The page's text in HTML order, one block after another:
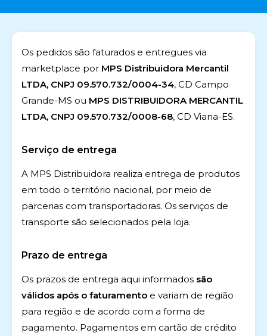
Os pedidos são faturados e entregues via
marketplace por MPS Distribuidora Mercantil
LTDA, CNPJ 09.570.732/0004-34, CD Campo
Grande-MS ou MPS DISTRIBUIDORA MERCANTIL
LTDA, CNPJ 09.570.732/0008-68, CD Viana-ES.
Serviço de entrega
A MPS Distribuidora realiza entrega de produtos
em todo o território nacional, por meio de
parcerias com transportadoras. Os serviços de
transporte são selecionados pela loja.
Prazo de entrega
Os prazos de entrega aqui informados são
válidos após o faturamento e variam de região
para região e de acordo com a forma de
pagamento. Pagamentos em cartão de crédito